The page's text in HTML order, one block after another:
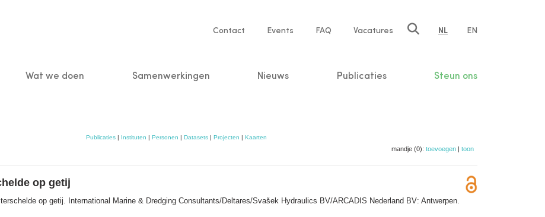
Service
Contact Events FAQ Vacatures NL EN
Wat we doen Samenwerkingen Nieuws Publicaties Steun ons
Publicaties| Instituten | Personen | Datasets| Projecten | Kaarten
mandje (0): toevoegen | toon
op getij
op getij. International Marine & Dredging Consultants/Deltares/Svašek Hydraulics BV/ARCADIS Nederland BV: Antwerpen.